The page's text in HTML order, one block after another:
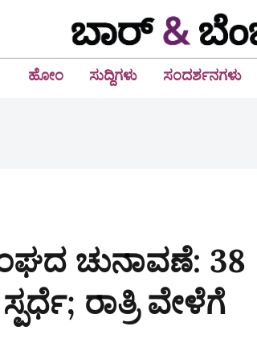
ಹೋಂ ಸುದ್ದಿಗಳು ಸಂದರ್ಶನಗಳು
ಚುನಾವಣೆ: 38
ರಾತ್ರಿ ವೇಳೆಗೆ